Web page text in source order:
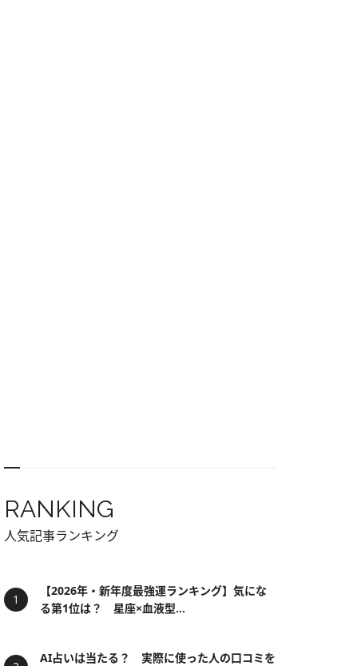
RANKING
人気記事ランキング
【2026年・新年度最強運ランキング】気にな
る第1位は？ 星座×血液型...
AI占いは当たる？ 実際に使った人の口コミを